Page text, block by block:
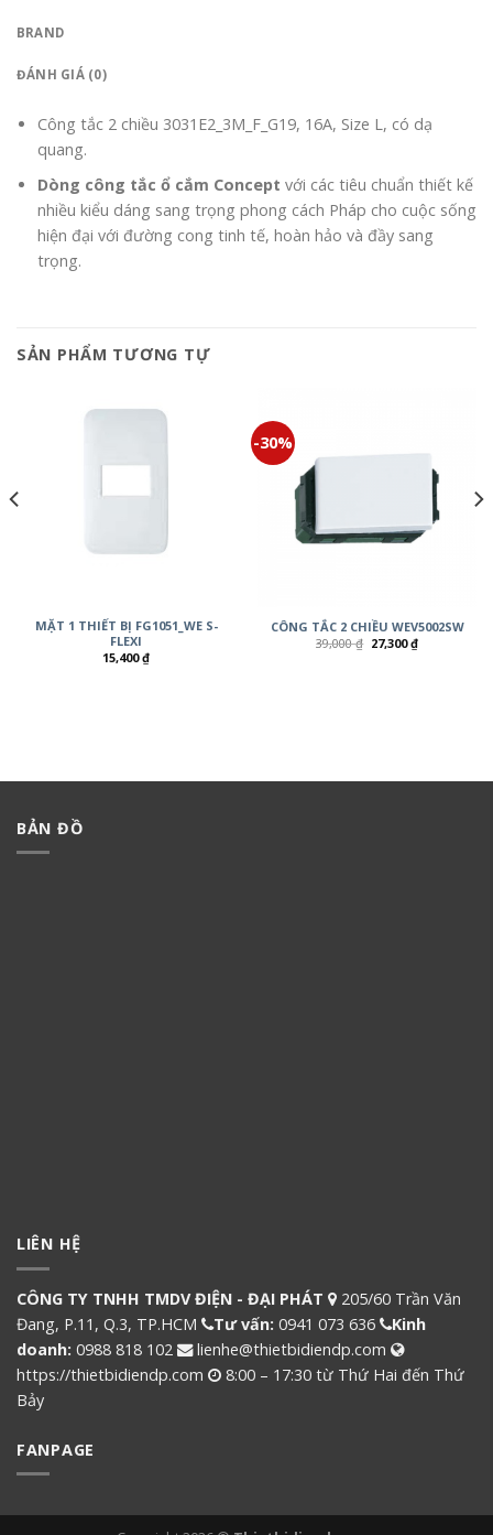
BRAND
ĐÁNH GIÁ (0)
Công tắc 2 chiều 3031E2_3M_F_G19, 16A, Size L, có dạ
quang.
Dòng công tắc ổ cắm Concept với các tiêu chuẩn thiết kế
nhiều kiểu dáng sang trọng phong cách Pháp cho cuộc sống
hiện đại với đường cong tinh tế, hoàn hảo và đầy sang
trọng.
SẢN PHẨM TƯƠNG TỰ
MẶT 1 THIẾT BỊ FG1051_WE S-
FLEXI
15,400₫
-30%
CÔNG TẮC 2 CHIỀU WEV5002SW
39,000₫ 27,300₫
BẢN ĐỒ
LIÊN HỆ
CÔNG TY TNHH TMDV ĐIỆN - ĐẠI PHÁT
205/60 Trần Văn
Đang, P.11, Q.3, TP.HCM
Tư vấn: 0941 073 636
Kinh
doanh: 0988 818 102
lienhe@thietbidiendp.com
https://thietbidiendp.com
8:00 – 17:30 từ Thứ Hai đến Thứ
Bảy
FANPAGE